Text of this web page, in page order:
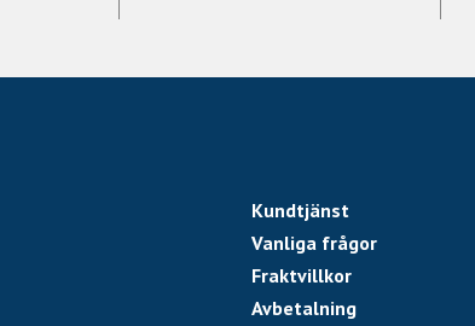
Kundtjänst
Vanliga frågor
Fraktvillkor
Avbetalning